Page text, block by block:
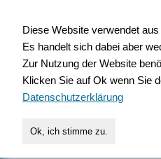
für
Diese Website verwendet
Es handelt sich dabei aber
Zur Nutzung der Website
Klicken Sie auf Ok wenn Sie
Datenschutzerklärung
Ok, ich stimme zu.